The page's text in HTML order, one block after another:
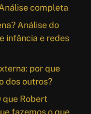
completa
Análise do
infância e redes
por que
dos outros?
que Robert
fazemos o que